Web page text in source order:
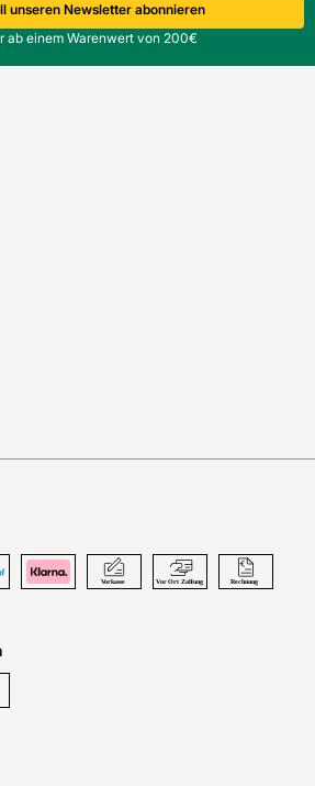
unseren Newsletter abonnieren
ab einem Warenwert von 200€